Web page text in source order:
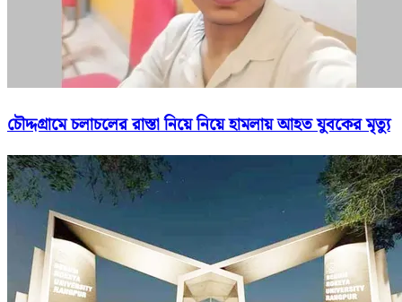
চৌদ্দগ্রামে চলাচলের রাস্তা নিয়ে নিয়ে হামলায় আহত যুবকের মৃত্যু